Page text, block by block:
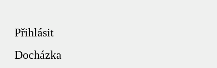
Přihlásit
Docházka